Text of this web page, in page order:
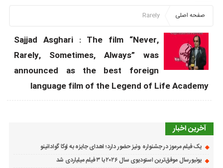
صفحه اصلی Rarely
Sajjad Asghari : The film “Never,
Rarely, Sometimes, Always” was
announced as the best foreign
language film of the Legend of Life Academy
آخرین اخبار
یک فیلم مرموز در جشنواره ونیز حضور دارد؛ اهدای جایزه به لوکا گوادانینو
یونیورسال موفق‌ترین استودیوی سال ۲۰۲۶ با ۳ فیلم میلیاردی شد